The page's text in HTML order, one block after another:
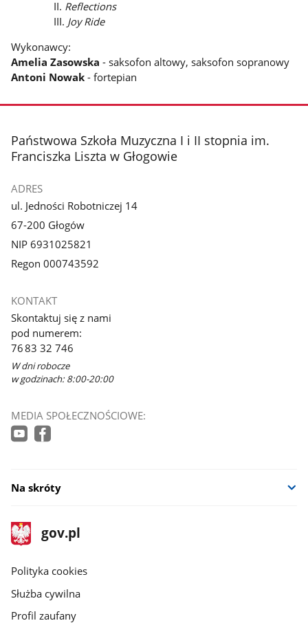
II. Reflections
III. Joy Ride
Wykonawcy:
Amelia Zasowska - saksofon altowy, saksofon sopranowy
Antoni Nowak - fortepian
stopka
Państwowa Szkoła Muzyczna I i II stopnia im.
Franciszka Liszta w Głogowie
ADRES
ul. Jedności Robotniczej 14
67-200 Głogów
NIP 6931025821
Regon 000743592
KONTAKT
Skontaktuj się z nami
pod numerem:
76 83 32 746
W dni robocze
w godzinach: 8:00-20:00
MEDIA SPOŁECZNOŚCIOWE:
Na skróty
stopka
gov.pl
Strona
gov.pl
gov.pl
Polityka cookies
Służba cywilna
Profil zaufany